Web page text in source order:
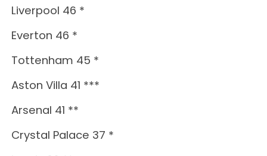
Liverpool 46 *
Everton 46 *
Tottenham 45 *
Aston Villa 41 ***
Arsenal 41 **
Crystal Palace 37 *